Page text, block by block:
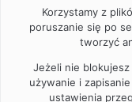
Korzystamy z
poruszanie się po
tworzyć
Jeżeli nie
używanie i
ustawienia